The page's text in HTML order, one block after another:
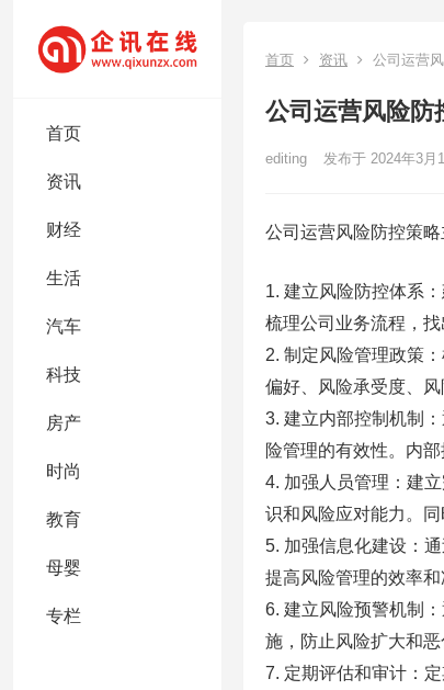
首页
资讯
财经
生活
汽车
科技
房产
时尚
教育
母婴
专栏
首页 资讯 公司运营
公司运营风险防
editing 发布于 2024年3月
公司运营风险防控策略
1. 建立风险防控体系
梳理公司业务流程，
2. 制定风险管理政策
偏好、风险承受度、风
3. 建立内部控制机制
险管理的有效性。内
4. 加强人员管理：建
识和风险应对能力。
5. 加强信息化建设：
提高风险管理的效率和
6. 建立风险预警机制
施，防止风险扩大和恶
7. 定期评估和审计：